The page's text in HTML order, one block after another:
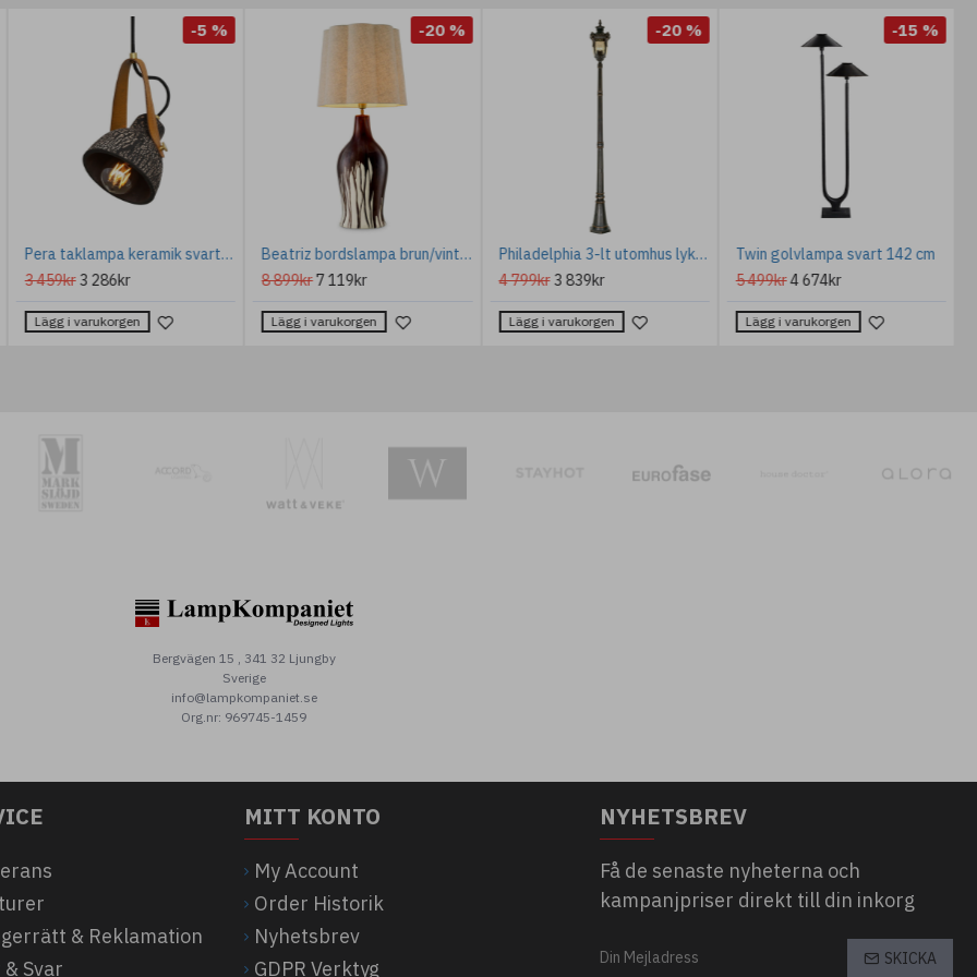
-5 %
Pera taklampa keramik svart lera 13,5cm
3 459kr3 286kr
Lägg i varukorgen
-20 %
Beatriz bordslampa brun/vintage mässing 97 cm
8 899kr7 119kr
Lägg i varukorgen
-20 %
Philadelphia 3-lt utomhus lyktstolpe gammal brons 237cm
4 799kr 3 839kr
Lägg i varukorgen
-15 %
Twin golvlampa svart 142 cm
5 499kr4 674kr
Lägg i varukorgen
Bergvägen 15 , 341 32 Ljungby
Sverige
info@lampkompaniet.se
Org.nr: 969745-1459
& Reklamation
& Svar
MITT KONTO
My Account
Order Historik
Nyhetsbrev
GDPR Verktyg
NYHETSBREV
Få de senaste nyheterna och
kampanjpriser direkt till din inkorg
SKICKA